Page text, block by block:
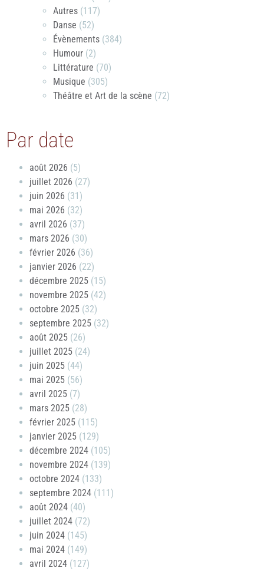
Autres (117)
Danse (52)
Évènements (384)
Humour (2)
Littérature (70)
Musique (305)
Théâtre et Art de la scène (72)
Par date
août 2026 (5)
juillet 2026 (27)
juin 2026 (31)
mai 2026 (32)
avril 2026 (37)
mars 2026 (30)
février 2026 (36)
janvier 2026 (22)
décembre 2025 (15)
novembre 2025 (42)
octobre 2025 (32)
septembre 2025 (32)
août 2025 (26)
juillet 2025 (24)
juin 2025 (44)
mai 2025 (56)
avril 2025 (7)
mars 2025 (28)
février 2025 (115)
janvier 2025 (129)
décembre 2024 (105)
novembre 2024 (139)
octobre 2024 (133)
septembre 2024 (111)
août 2024 (40)
juillet 2024 (72)
juin 2024 (145)
mai 2024 (149)
avril 2024 (127)